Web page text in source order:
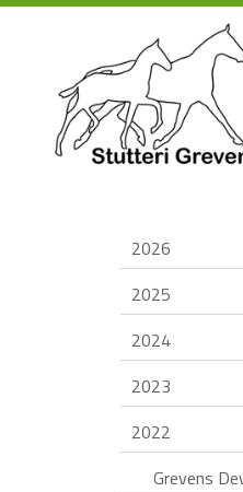
2026
2025
2024
2023
2022
Grevens